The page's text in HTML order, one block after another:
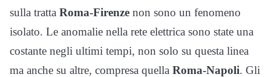
sulla tratta Roma-Firenze non sono un fenomeno
isolato. Le anomalie nella rete elettrica sono state una
costante negli ultimi tempi, non solo su questa linea
ma anche su altre, compresa quella Roma-Napoli. Gli